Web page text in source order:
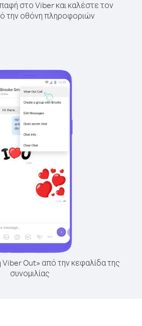
στο Viber και καλέστε τον
την οθόνη πληροφοριών
Viber Out» από την κεφαλίδα της
συνομιλίας